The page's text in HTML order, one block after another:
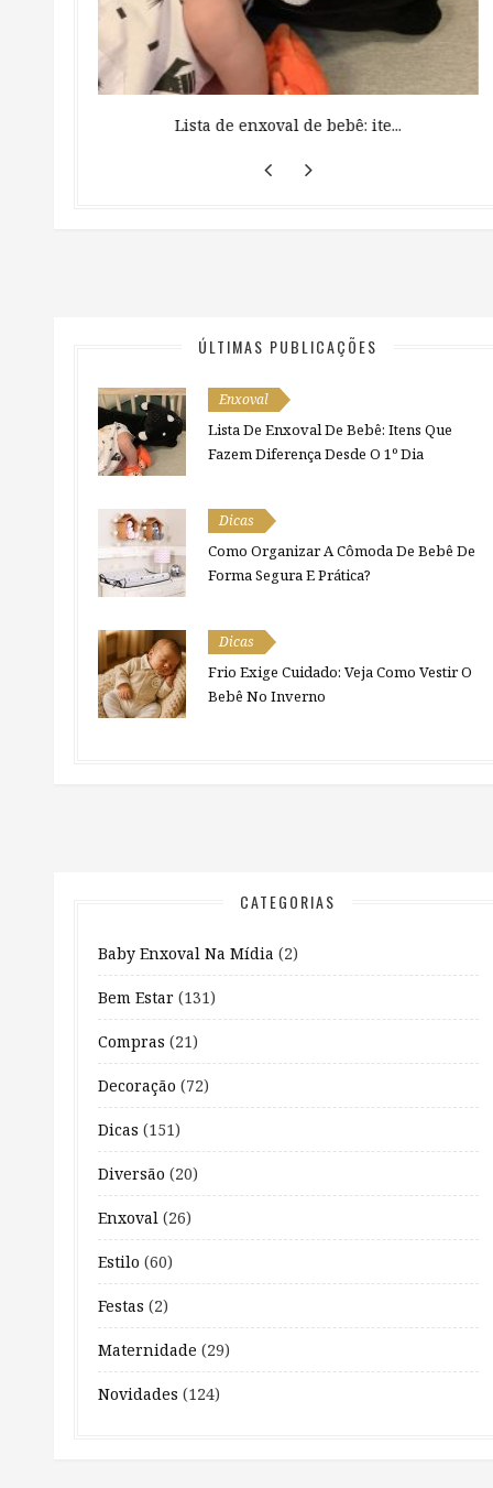
Lista de enxoval de bebê: ite...
ÚLTIMAS PUBLICAÇÕES
Enxoval
Lista De Enxoval De Bebê: Itens Que
Fazem Diferença Desde O 1º Dia
Dicas
Como Organizar A Cômoda De Bebê De
Forma Segura E Prática?
Dicas
Frio Exige Cuidado: Veja Como Vestir O
Bebê No Inverno
CATEGORIAS
Baby Enxoval Na Mídia (2)
Bem Estar (131)
Compras (21)
Decoração (72)
Dicas (151)
Diversão (20)
Enxoval (26)
Estilo (60)
Festas (2)
Maternidade (29)
Novidades (124)